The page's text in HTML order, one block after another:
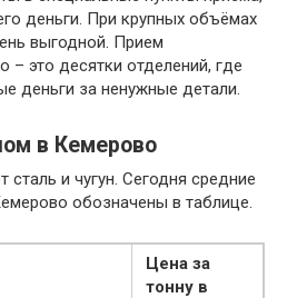
деньги. При крупных объёмах
выгодной. Прием
– это десятки отделений, где
деньги за ненужные детали.
в Кемерово
и чугун. Сегодня средние
обозначены в таблице.
Цена за
тонну в